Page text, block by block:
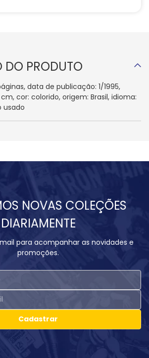
DO PRODUTO
data de publicação: 1/1995,
cm, cor: colorido, origem: Brasil, idioma:
usado
NOVAS COLEÇÕES
DIARIAMENTE
para acompanhar as novidades e
promoções.
Cadastrar